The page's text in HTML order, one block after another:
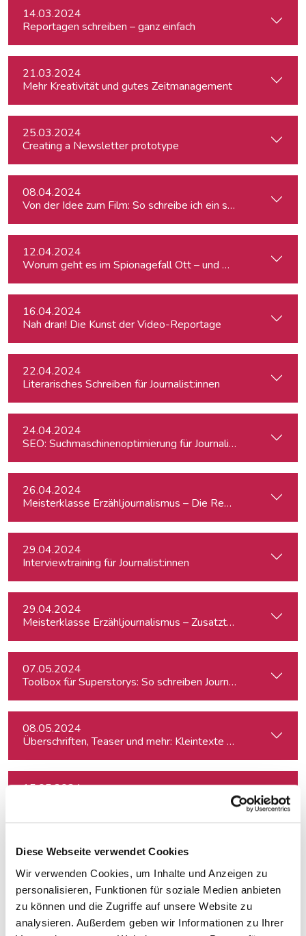
Diese Webseite verwendet Cookies
Wir verwenden Cookies, um Inhalte und Anzeigen zu
personalisieren, Funktionen für soziale Medien anbieten
zu können und die Zugriffe auf unsere Website zu
analysieren. Außerdem geben wir Informationen zu Ihrer
14.03.2024
Reportagen schreiben – ganz einfach
21.03.2024
Mehr Kreativität und gutes Zeitmanagement
25.03.2024
Creating a Newsletter prototype
08.04.2024
Von der Idee zum Film: So schreibe ich ein schlüssiges
12.04.2024
Worum geht es im Spionagefall Ott – und wie reagiert die
16.04.2024
Nah dran! Die Kunst der Video-Reportage
22.04.2024
Literarisches Schreiben für Journalist:innen
24.04.2024
SEO: Suchmaschinenoptimierung für Journalist:innen
26.04.2024
Meisterklasse Erzähljournalismus – Die
29.04.2024
Interviewtraining für Journalist:innen
29.04.2024
Meisterklasse Erzähljournalismus – Zusatztermin
07.05.2024
Toolbox für Superstorys: So schreiben Journalist:innen
08.05.2024
Überschriften, Teaser und mehr: Kleintexte einfach besser
15.05.2024
04.06.2024
04.06.2024
Kreativ mit Canva – Advanced